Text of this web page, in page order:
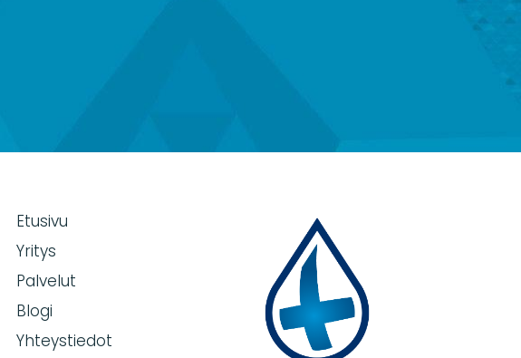
Etusivu
Yritys
Palvelut
Blogi
Yhteystiedot